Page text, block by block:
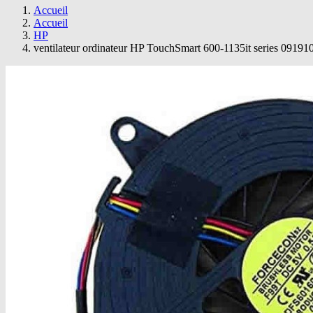
Accueil
Accueil
HP
ventilateur ordinateur HP TouchSmart 600-1135it series